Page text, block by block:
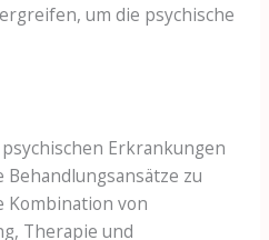
um die psychische
Erkrankungen
zu
Kombination von
Therapie und